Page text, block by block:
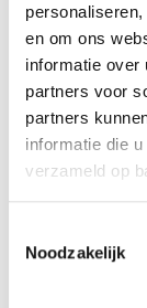
en om ons
informatie over
partners voor
partners
informatie die
verzameld op
Noodzakelijk
Terug naar